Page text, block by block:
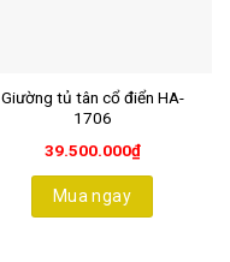
Giường tủ tân cổ điển HA-
1706
39.500.000₫
Mua ngay